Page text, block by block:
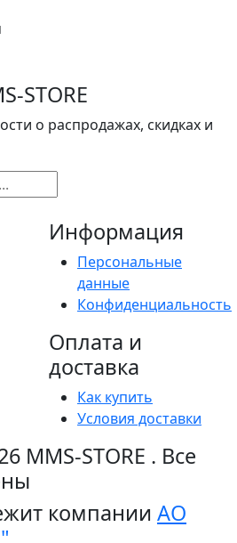
STORE
о распродажах, скидках и
Информация
Персональные
данные
Конфиденциальность
Оплата и
доставка
Как купить
Условия доставки
MMS-STORE . Все
компании АО